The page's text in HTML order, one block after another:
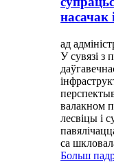
насачак
ад
У сувязі з
валакном
лесвіцы і
са
Больш